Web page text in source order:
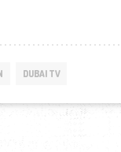
À DUBAI EN UNE
DUBAI TV